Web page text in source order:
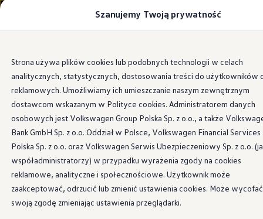
głównej
zawartości
do
stopki
Modele i konfigurator
Auta dostępne od ręki
Cenniki
Modele elektryczne i elektromobilność
Modele elektryczne
Modele elektryczne
Samochody hybrydowe
Przyszłe modele i auta koncepcyjne
ID.4 GTX Xtreme
ID.5 GTX “Xcite”
Nowy ID. Polo GTI
Ładowanie i zasięg
Ładowanie samochodu elektrycznego w domu
Ładowanie samochodu elektrycznego w trasie
Zasięg samochodów elektrycznych
Sposoby płatności
Stopnie ułatwiające
wsiadanie
Stopnie ułatwiają nie tylko wsiadanie i wysiadanie z
samochodu, ale także montaż i załadunek różnych
rozwiązań do przewozu bagażu – takich jak kufer dachowy i
Szanujemy Twoją prywatność
Strona używa plików cookies lub podobnych technologii w celach
analitycznych, statystycznych, dostosowania treści do użytkowników
reklamowych. Umożliwiamy ich umieszczanie naszym zewnętrznym
dostawcom wskazanym w Polityce cookies. Administratorem danych
osobowych jest Volkswagen Group Polska Sp. z o.o., a także
Bank GmbH Sp. z o.o. Oddział w Polsce, Volkswagen Financial Services
Polska Sp. z o.o. oraz Volkswagen Serwis Ubezpieczeniowy Sp. z o.o.
współadministratorzy) w przypadku wyrażenia zgody na cookies
reklamowe, analityczne i społecznościowe. Użytkownik może
zaakceptować, odrzucić lub zmienić ustawienia cookies. Może wycofać
swoją zgodę zmieniając ustawienia przeglądarki.